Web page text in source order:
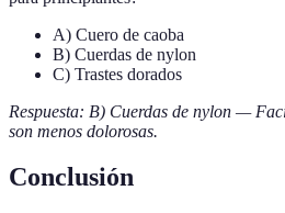
A) Cuero de caoba
B) Cuerdas de nylon
C) Trastes dorados
Respuesta: B) Cuerdas de nylon —
son menos dolorosas.
Conclusión